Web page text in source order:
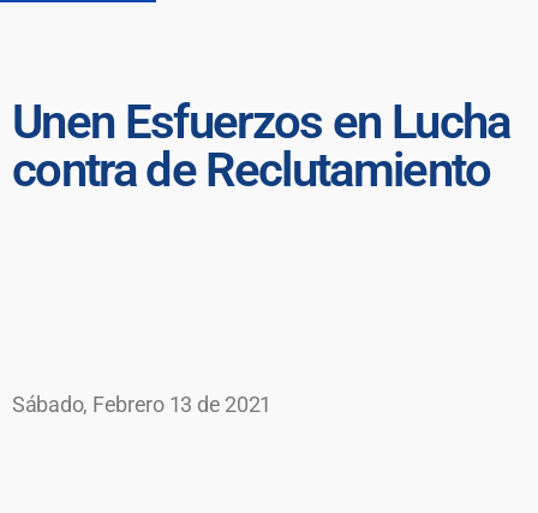
Unen Esfuerzos en Lucha
contra de Reclutamiento
Sábado, Febrero 13 de 2021